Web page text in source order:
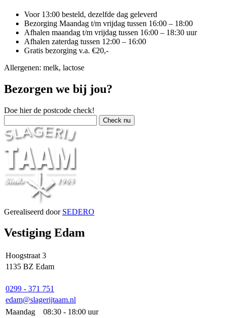
Voor 13:00 besteld, dezelfde dag geleverd
Bezorging Maandag t/m vrijdag tussen 16:00 – 18:00
Afhalen maandag t/m vrijdag tussen 16:00 – 18:30 uur
Afhalen zaterdag tussen 12:00 – 16:00
Gratis bezorging v.a. €20,-
Allergenen: melk, lactose
Bezorgen we bij jou?
Doe hier de postcode check!
Gerealiseerd door SEDERO
Vestiging Edam
Hoogstraat 3
1135 BZ Edam
0299 - 371 751
edam@slagerijtaam.nl
Maandag
08:30 - 18:00 uur